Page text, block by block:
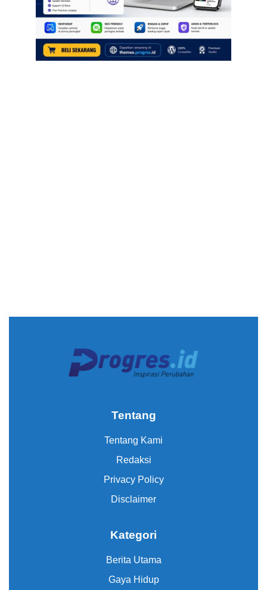
Tentang
Tentang Kami
Redaksi
Privacy Policy
Disclaimer
Kategori
Berita Utama
Gaya Hidup